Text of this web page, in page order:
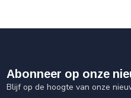
Abonneer op onze
Blijf op de hoogte van onze